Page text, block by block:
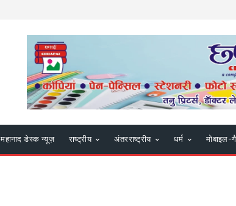
महानाद डेस्क न्यूज़ राष्ट्रीय अंतरराष्ट्रीय धर्म